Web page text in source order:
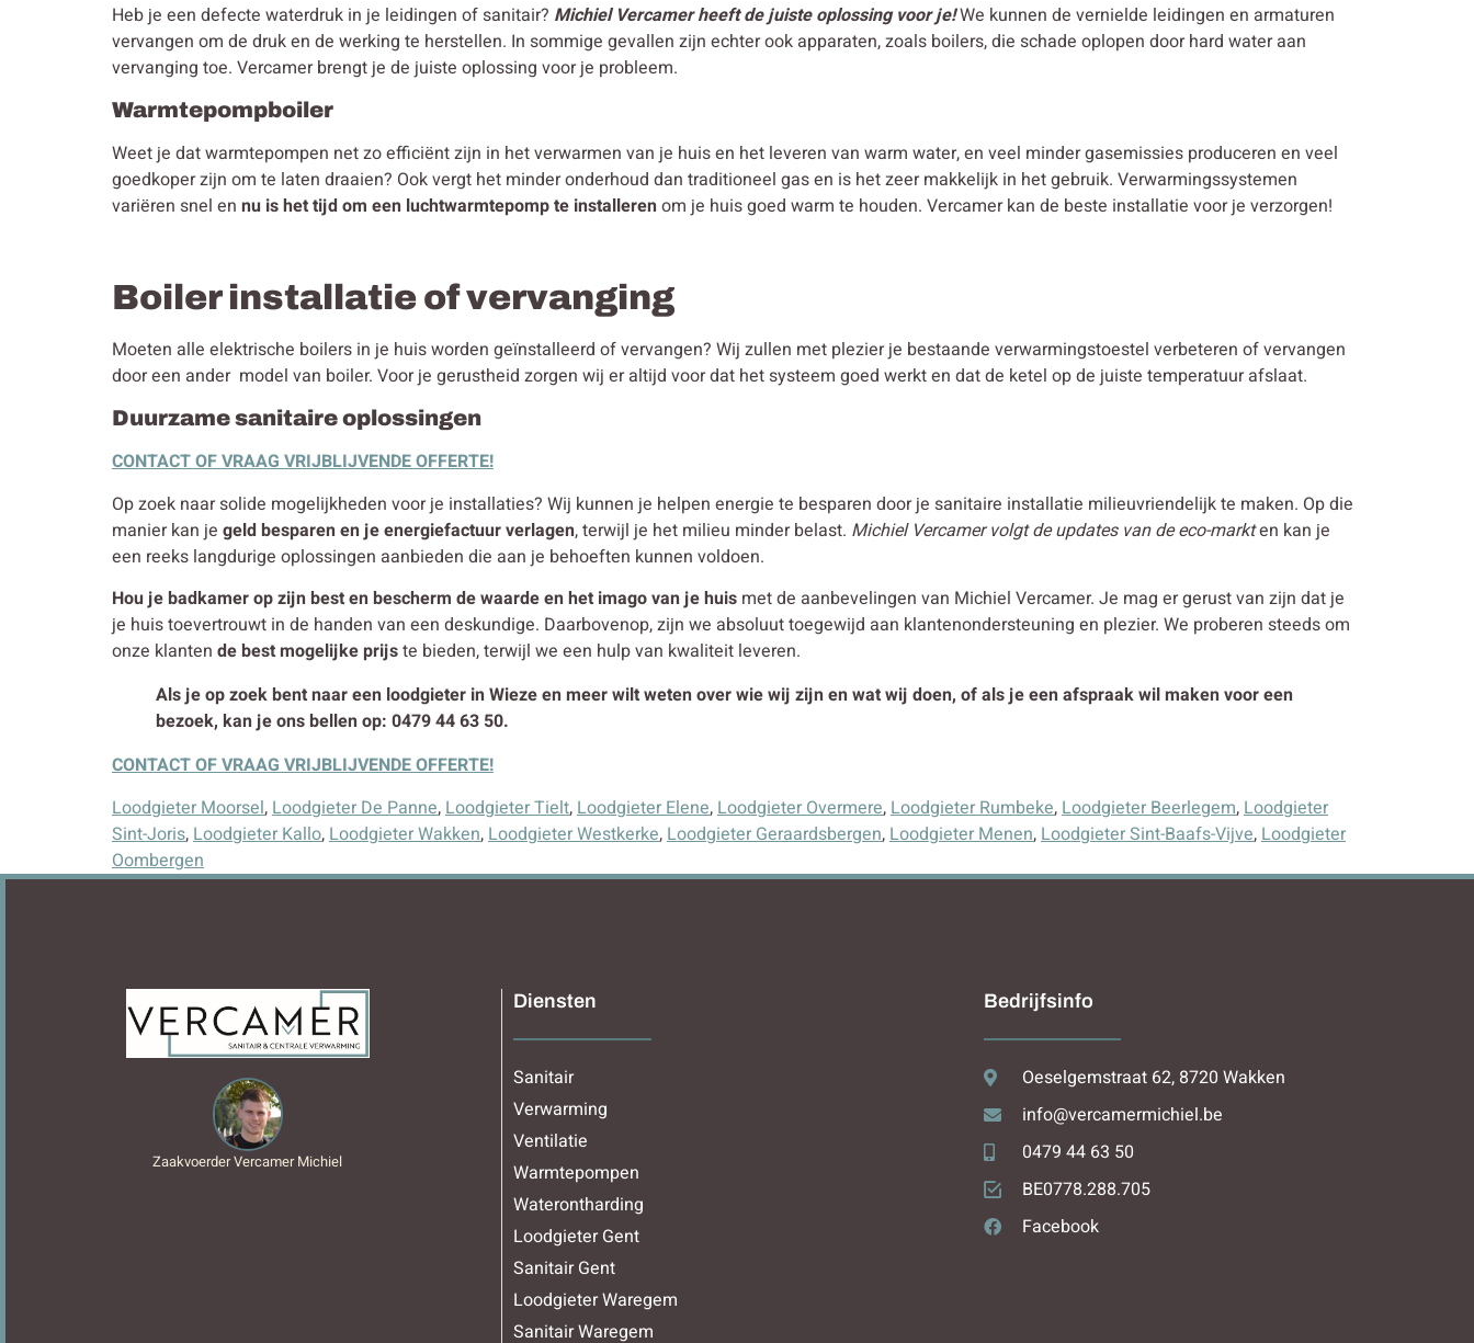
Heb je een defecte waterdruk in je leidingen of sanitair? Michiel Vercamer heeft de juiste oplossing voor je!We kunnen de vernielde leidingen en armaturen
vervangen om de druk en de werking te herstellen. In sommige gevallen zijn echter ook apparaten, zoals boilers, die schade oplopen door hard water aan
vervanging toe. Vercamer brengt je de juiste oplossing voor je probleem.
Warmtepompboiler
Weet je dat warmtepompen net zo efficiënt zijn in het verwarmen van je huis en het leveren van warm water, en veel minder gasemissies produceren en veel
goedkoper zijn om te laten draaien? Ook vergt het minder onderhoud dan traditioneel gas en is het zeer makkelijk in het gebruik. Verwarmingssystemen
variëren snel en nu is het tijd om een luchtwarmtepomp te installerenom je huis goed warm te houden. Vercamer kan de beste installatie voor je verzorgen!
Boiler installatie of vervanging
Moeten alle elektrische boilers in je huis worden geïnstalleerd of vervangen? Wij zullen met plezier je bestaande verwarmingstoestel verbeteren of vervangen
door een ander model van boiler. Voor je gerustheid zorgen wij er altijd voor dat het systeem goed werkt en dat de ketel op de juiste temperatuur afslaat.
Duurzame sanitaire oplossingen
CONTACT OF VRAAG VRIJBLIJVENDE OFFERTE!
Op zoek naar solide mogelijkheden voor je installaties? Wij kunnen je helpen energie te besparen door je sanitaire installatie milieuvriendelijk te maken. Op die
manier kan je geld besparen en je energiefactuur verlagen, terwijl je het milieu minder belast. Michiel Vercamer volgt de updates van de eco-markten kan je
een reeks langdurige oplossingen aanbieden die aan je behoeften kunnen voldoen.
Hou je badkamer op zijn best en bescherm de waarde en het imago van je huis met de aanbevelingen van Michiel Vercamer. Je mag er gerust van zijn dat je
je huis toevertrouwt in de handen van een deskundige. Daarbovenop, zijn we absoluut toegewijd aan klantenondersteuning en plezier. We proberen steeds om
onze klanten de best mogelijke prijste bieden, terwijl we een hulp van kwaliteit leveren.
Als je op zoek bent naar een loodgieter in Wieze en meer wilt weten over wie wij zijn en wat wij doen, of als je een afspraak wil maken voor een
bezoek, kan je ons bellen op: 0479 44 63 50.
CONTACT OF VRAAG VRIJBLIJVENDE OFFERTE!
Loodgieter Moorsel, Loodgieter De Panne, Loodgieter Tielt, Loodgieter Elene, Loodgieter Overmere, Loodgieter Rumbeke, Loodgieter Beerlegem, Loodgieter
Sint-Joris, Loodgieter Kallo, Loodgieter Wakken, Loodgieter Westkerke, Loodgieter Geraardsbergen, Loodgieter Menen, Loodgieter Sint-Baafs-Vijve, Loodgieter
Oombergen
Zaakvoerder Vercamer Michiel
Diensten
Sanitair
Verwarming
Ventilatie
Warmtepompen
Waterontharding
Loodgieter Gent
Sanitair Gent
Loodgieter Waregem
Sanitair Waregem
Bedrijfsinfo
Oeselgemstraat 62, 8720 Wakken
info@vercamermichiel.be
0479 44 63 50
BE0778.288.705
Facebook